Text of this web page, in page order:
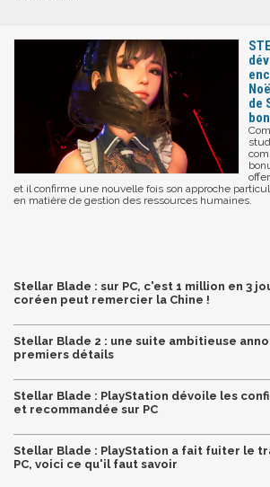
de
et il confirme une nouvelle fois son approche
en matière de gestion des ressources humaines.
Stellar Blade : sur PC, c'est 1 million en 3
coréen peut remercier la Chine !
Stellar Blade 2 : une suite ambitieuse
premiers détails
Stellar Blade : PlayStation dévoile les
et recommandée sur PC
Stellar Blade : PlayStation a fait fuiter le
PC, voici ce qu'il faut savoir